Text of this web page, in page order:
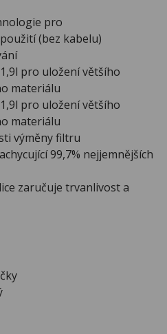
pro
(bez kabelu)
pro uložení většího
materiálu
pro uložení většího
materiálu
výměny filtru
99,7% nejjemnějších
zaručuje trvanlivost a